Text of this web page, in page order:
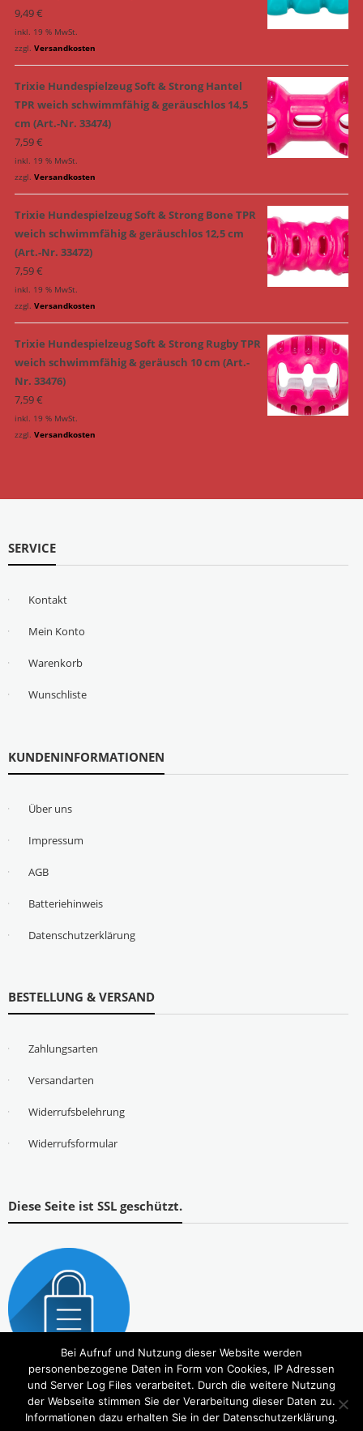
9,49€
inkl. 19 % MwSt.
zzgl. Versandkosten
Trixie Hundespielzeug Soft & Strong Hantel
TPR weich schwimmfähig & geräuschlos 14,5
cm (Art.-Nr. 33474)
7,59€
inkl. 19 % MwSt.
zzgl. Versandkosten
Trixie Hundespielzeug Soft & Strong Bone TPR
weich schwimmfähig & geräuschlos 12,5 cm
(Art.-Nr. 33472)
7,59€
inkl. 19 % MwSt.
zzgl. Versandkosten
Trixie Hundespielzeug Soft & Strong Rugby TPR
weich schwimmfähig & geräusch 10 cm (Art.-
Nr. 33476)
7,59€
inkl. 19 % MwSt.
zzgl. Versandkosten
SERVICE
Kontakt
Mein Konto
Warenkorb
Wunschliste
KUNDENINFORMATIONEN
Über uns
Impressum
AGB
Batteriehinweis
Datenschutzerklärung
BESTELLUNG & VERSAND
Zahlungsarten
Versandarten
Widerrufsbelehrung
Widerrufsformular
Diese Seite ist SSL geschützt.
Bei Aufruf und Nutzung dieser Website werden
personenbezogene Daten in Form von Cookies, IP Adressen
und Server Log Files verarbeitet. Durch die weitere Nutzung
der Webseite stimmen Sie der Verarbeitung dieser Daten zu.
Informationen dazu erhalten Sie in der Datenschutzerklärung.